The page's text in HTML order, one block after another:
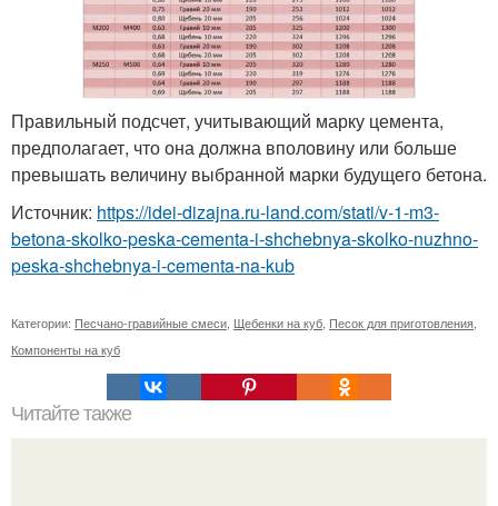
Правильный подсчет, учитывающий марку цемента,
предполагает, что она должна вполовину или больше
превышать величину выбранной марки будущего бетона.
Источник: https://idei-dizajna.ru-land.com/stati/v-1-m3-
betona-skolko-peska-cementa-i-shchebnya-skolko-nuzhno-
peska-shchebnya-i-cementa-na-kub
Категории: Песчано-гравийные смеси Щебенки на куб Песок для приготовления
Компоненты на куб
Читайте также